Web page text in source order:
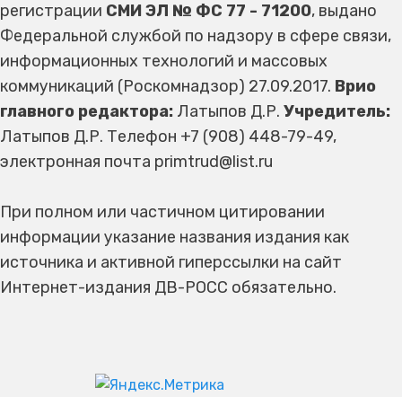
регистрации СМИ ЭЛ № ФС 77 - 71200, выдано
Федеральной службой по надзору в сфере связи,
информационных технологий и массовых
коммуникаций (Роскомнадзор) 27.09.2017. Врио
главного редактора: Латыпов Д.Р. Учредитель:
Латыпов Д.Р. Телефон +7 (908) 448-79-49,
электронная почта primtrud@list.ru
При полном или частичном цитировании
информации указание названия издания как
источника и активной гиперссылки на сайт
Интернет-издания ДВ-РОСС обязательно.